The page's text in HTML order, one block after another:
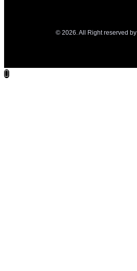
© 2026. All Right reserved by